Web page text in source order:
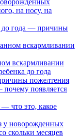
на носу, на
до года — причины
вскармливании
вскармливании
до года
пожелтения
появляется
что это, какое
у новорожденных
скольки месяцев